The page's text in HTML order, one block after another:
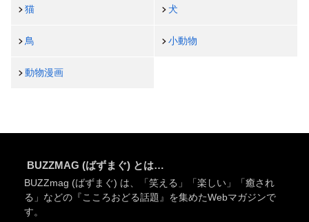
猫 犬
鳥 小動物
動物漫画
BUZZMAG (ばずまぐ) とは…
BUZZmag (ばずまぐ) は、「笑える」「楽しい」「癒され
る」などの『こころおどる話題』を集めたWebマガジンで
す。